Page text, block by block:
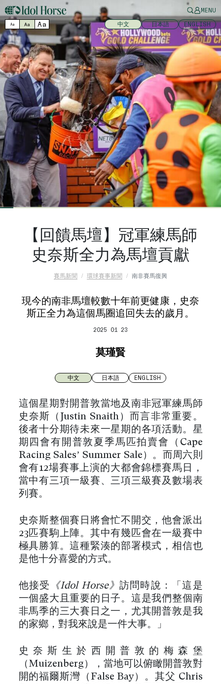
MENU
Aa Aa Aa 中文 日本語 ENGLISH
【回饋馬壇】冠軍練馬師
史奈斯全力為馬壇貢獻
賽馬新聞 環球賽事新聞 南非賽馬復興
現今的南非馬壇較數十年前更健康，史奈
斯正全力為這個馬圈追回失去的歲月。
2025 01 23
莫瑾賢
中文 日本語 ENGLISH
這個星期對開普敦當地及南非冠軍練馬師
史奈斯（Justin Snaith）而言非常重要。
後者十分期待未來一星期的各項活動。星
期四會有開普敦夏季馬匹拍賣會（Cape
Racing Sales’ Summer Sale）。而周六則
會有12場賽事上演的大都會錦標賽馬日，
當中有三項一級賽、三項三級賽及數場表
列賽。
史奈斯整個賽日將會忙不開交，他會派出
23匹賽駒上陣。其中有幾匹會在一級賽中
極具勝算。這種緊湊的部署模式，相信也
是他十分喜愛的方式。
他接受 《Idol Horse》訪問時說：「這是
一個盛大且重要的日子。這是我們整個南
非馬季的三大賽日之一，尤其開普敦是我
的家鄉，對我來說是一件大事。」
史奈斯生於西開普敦的梅森堡
（Muizenberg），當地可以俯瞰開普敦對
開的福爾斯灣（False Bay）。其父 Chris